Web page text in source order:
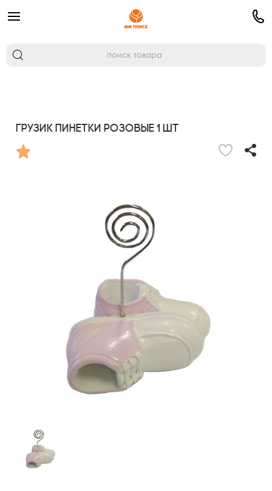
Грузик Пинетки розовые 1 шт